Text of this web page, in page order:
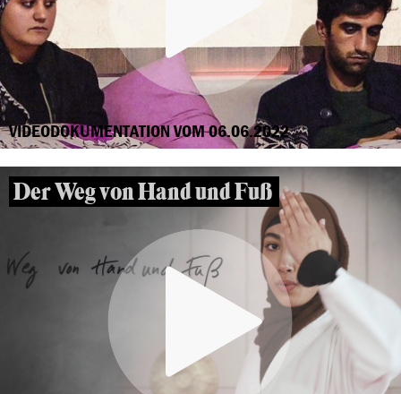
VIDEODOKUMENTATION VOM 06.06.2022
Der Weg von Hand und Fuß